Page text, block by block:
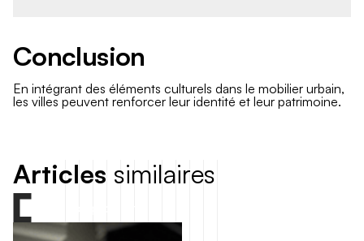
Conclusion
En intégrant des éléments culturels dans le mobilier urbain,
les villes peuvent renforcer leur identité et leur patrimoine.
Articles similaires